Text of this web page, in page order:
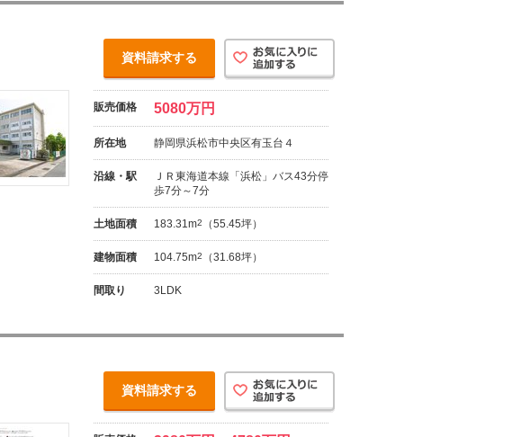
資料請求する
販売価格 5080万円
所在地 静岡県浜松市中央区有玉台４
沿線・駅
ＪＲ東海道本線「浜松」バス43分停
歩7分～7分
土地面積 183.31m2 （55.45坪）
建物面積 104.75m2 （31.68坪）
間取り 3LDK
資料請求する